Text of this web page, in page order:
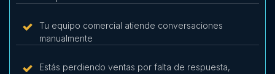
Tu equipo comercial atiende conversaciones
manualmente
Estás perdiendo ventas por falta de respuesta,